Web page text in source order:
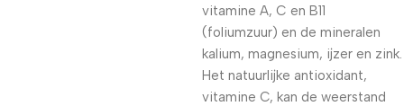
vitamine A, C en B11
(foliumzuur) en de mineralen
kalium, magnesium, ijzer en zink.
Het natuurlijke antioxidant,
vitamine C, kan de weerstand